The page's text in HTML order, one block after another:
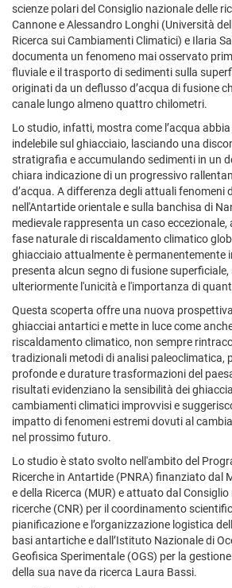
scienze polari del Consiglio nazionale delle
Cannone e Alessandro Longhi (Università
Ricerca sui Cambiamenti Climatici) e Ilaria
documenta un fenomeno mai osservato
fluviale e il trasporto di sedimenti sulla
originati da un deflusso d’acqua di fusione
canale lungo almeno quattro chilometri.
Lo studio, infatti, mostra come l’acqua
indelebile sul ghiacciaio, lasciando una
stratigrafia e accumulando sedimenti in un
chiara indicazione di un progressivo
d’acqua. A differenza degli attuali fenomeni
nell'Antartide orientale e sulla banchisa di
medievale rappresenta un caso
fase naturale di riscaldamento climatico
ghiacciaio attualmente è permanentemente
presenta alcun segno di fusione
ulteriormente l'unicità e l'importanza di
Questa scoperta offre una nuova
ghiacciai antartici e mette in luce come
riscaldamento climatico, non sempre
tradizionali metodi di analisi paleoclimatica,
profonde e durature trasformazioni del
risultati evidenziano la sensibilità dei
cambiamenti climatici improvvisi e
impatto di fenomeni estremi dovuti al
nel prossimo futuro.
Lo studio è stato svolto nell'ambito del
Ricerche in Antartide (PNRA) finanziato dal
e della Ricerca (MUR) e attuato dal Consiglio
ricerche (CNR) per il coordinamento
pianificazione e l’organizzazione logistica
basi antartiche e dall’Istituto Nazionale di
Geofisica Sperimentale (OGS) per la
della sua nave da ricerca Laura Bassi.